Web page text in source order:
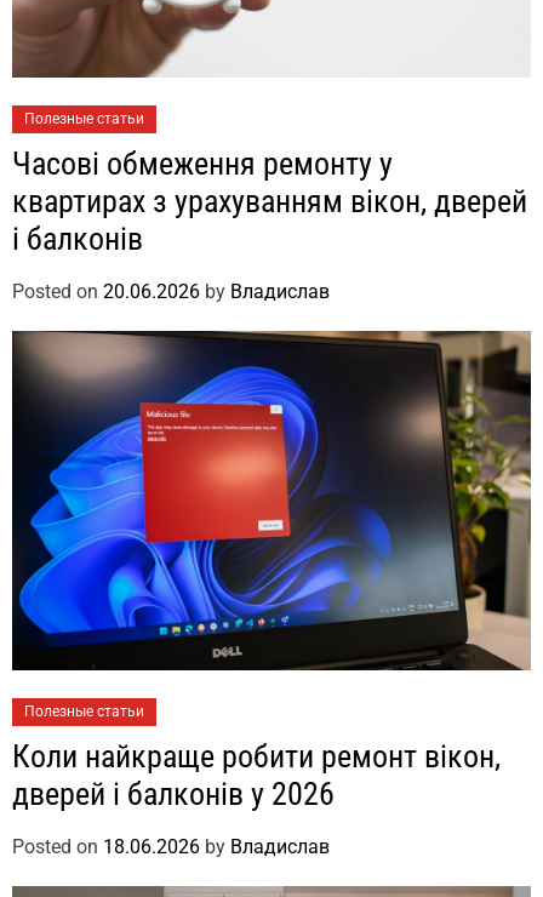
Полезные статьи
Часові обмеження ремонту у
квартирах з урахуванням вікон, дверей
і балконів
Posted on 20.06.2026 by Владислав
Полезные статьи
Коли найкраще робити ремонт вікон,
дверей і балконів у 2026
Posted on 18.06.2026 by Владислав